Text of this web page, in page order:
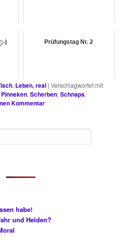
Prüfungstag Nr. 2
, Leben, real |Verschlagwortet mit
Pinneken,Scherben,Schnaps,
Kommentar
habe!
und Helden?